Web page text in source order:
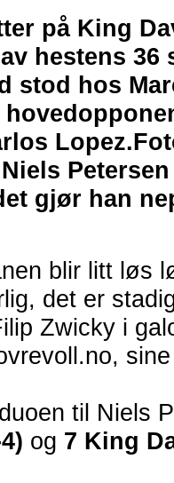
på King
hestens 36
stod hos
Lopez.
gjør han
blir litt løs
det er
Zwicky i
til Niels
og 7 King